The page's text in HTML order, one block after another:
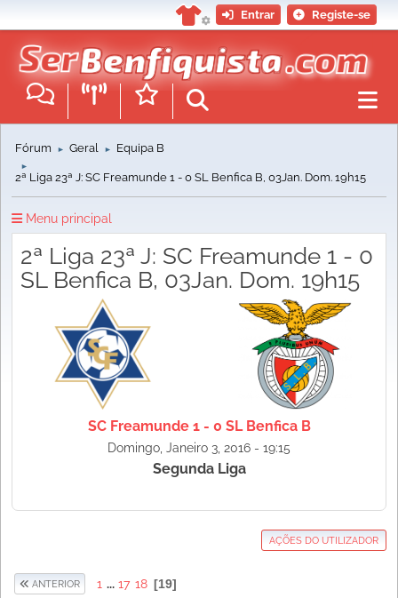
Entrar Registe-se
Fórum ► Geral ► Equipa B
►
2ª Liga 23ª J: SC Freamunde 1 - 0 SL Benfica B, 03Jan. Dom. 19h15
Menu principal
2ª Liga 23ª J: SC Freamunde 1 - 0
SL Benfica B, 03Jan. Dom. 19h15
SC Freamunde 1 - 0 SL Benfica B
Domingo, Janeiro 3, 2016 - 19:15
Segunda Liga
AÇÕES DO UTILIZADOR
ANTERIOR 1 ... 17 18 19